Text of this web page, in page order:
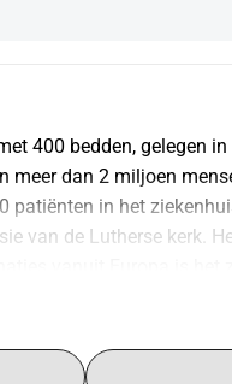
400 bedden, gelegen
meer dan 2 miljoen
patiënten in het
van de Lutherse kerk.
houden. Doordat de
maar ook